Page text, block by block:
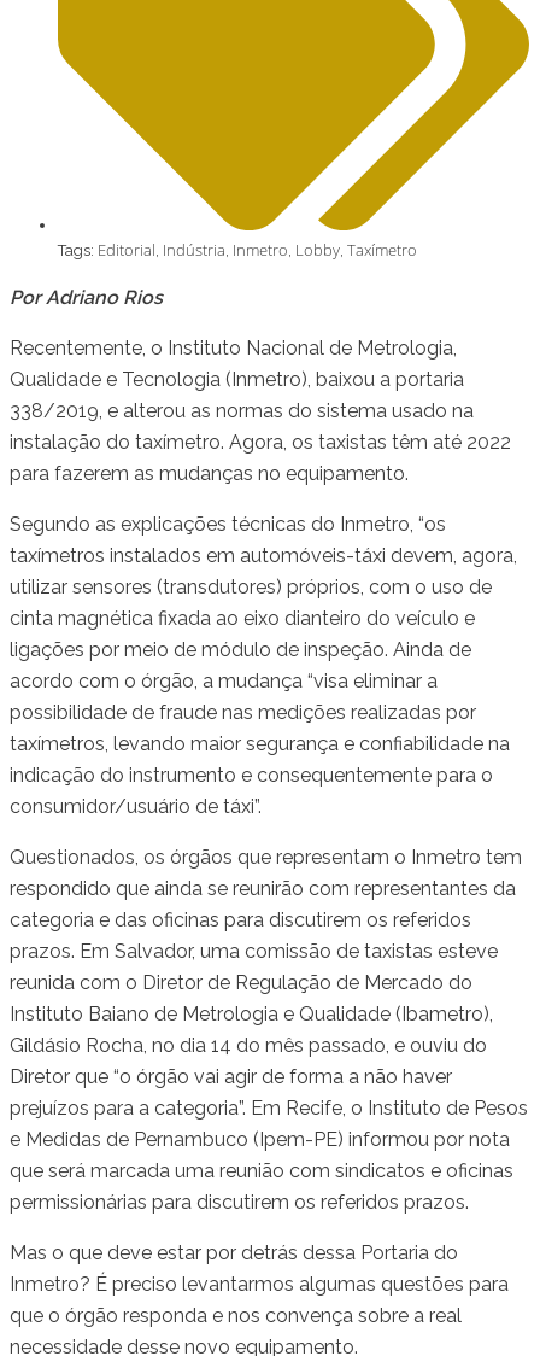
Tags: Editorial, Indústria, Inmetro, Lobby, Taxímetro
Por Adriano Rios
Recentemente, o Instituto Nacional de Metrologia,
Qualidade e Tecnologia (Inmetro), baixou a portaria
338/2019, e alterou as normas do sistema usado na
instalação do taxímetro. Agora, os taxistas têm até 2022
para fazerem as mudanças no equipamento.
Segundo as explicações técnicas do Inmetro, “os
taxímetros instalados em automóveis-táxi devem, agora,
utilizar sensores (transdutores) próprios, com o uso de
cinta magnética fixada ao eixo dianteiro do veículo e
ligações por meio de módulo de inspeção. Ainda de
acordo com o órgão, a mudança “visa eliminar a
possibilidade de fraude nas medições realizadas por
taxímetros, levando maior segurança e confiabilidade na
indicação do instrumento e consequentemente para o
consumidor/usuário de táxi”.
Questionados, os órgãos que representam o Inmetro tem
respondido que ainda se reunirão com representantes da
categoria e das oficinas para discutirem os referidos
prazos. Em Salvador, uma comissão de taxistas esteve
reunida com o Diretor de Regulação de Mercado do
Instituto Baiano de Metrologia e Qualidade (Ibametro),
Gildásio Rocha, no dia 14 do mês passado, e ouviu do
Diretor que “o órgão vai agir de forma a não haver
prejuízos para a categoria”. Em Recife, o Instituto de Pesos
e Medidas de Pernambuco (Ipem-PE) informou por nota
que será marcada uma reunião com sindicatos e oficinas
permissionárias para discutirem os referidos prazos.
Mas o que deve estar por detrás dessa Portaria do
Inmetro? É preciso levantarmos algumas questões para
que o órgão responda e nos convença sobre a real
necessidade desse novo equipamento.